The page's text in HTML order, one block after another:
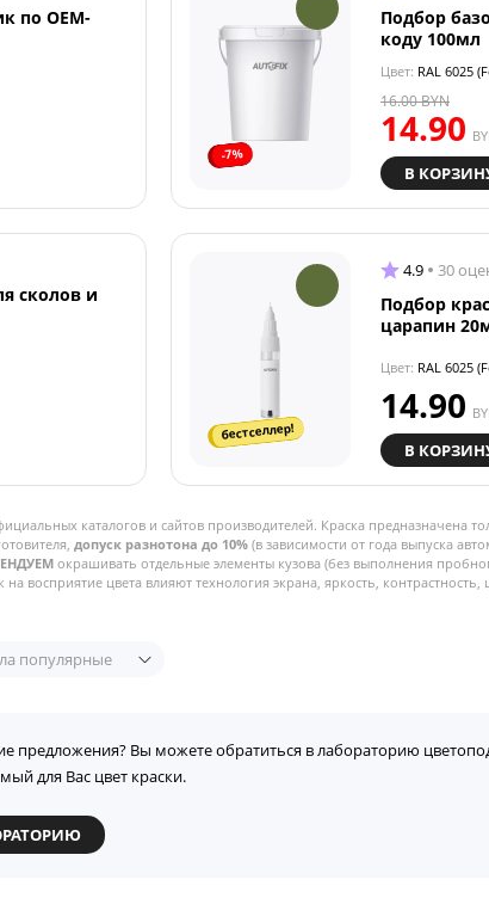
по OEM-
-7%
Подбор
коду 100мл
Цвет: RAL 6025
14.90
16.00BYN
В
сколов и
бестселлер!
4.9 30
Подбор
царапин
Цвет: RAL 6025
14.90
В
каталогов и сайтов производителей. Краска предназначена
допуск разнотона до 10% (в зависимости от года выпуска
окрашивать отдельные элементы кузова (без выполнения
восприятие цвета влияют технология экрана, яркость,
популярные
предложения? Вы можете обратиться в лабораторию
для Вас цвет краски.